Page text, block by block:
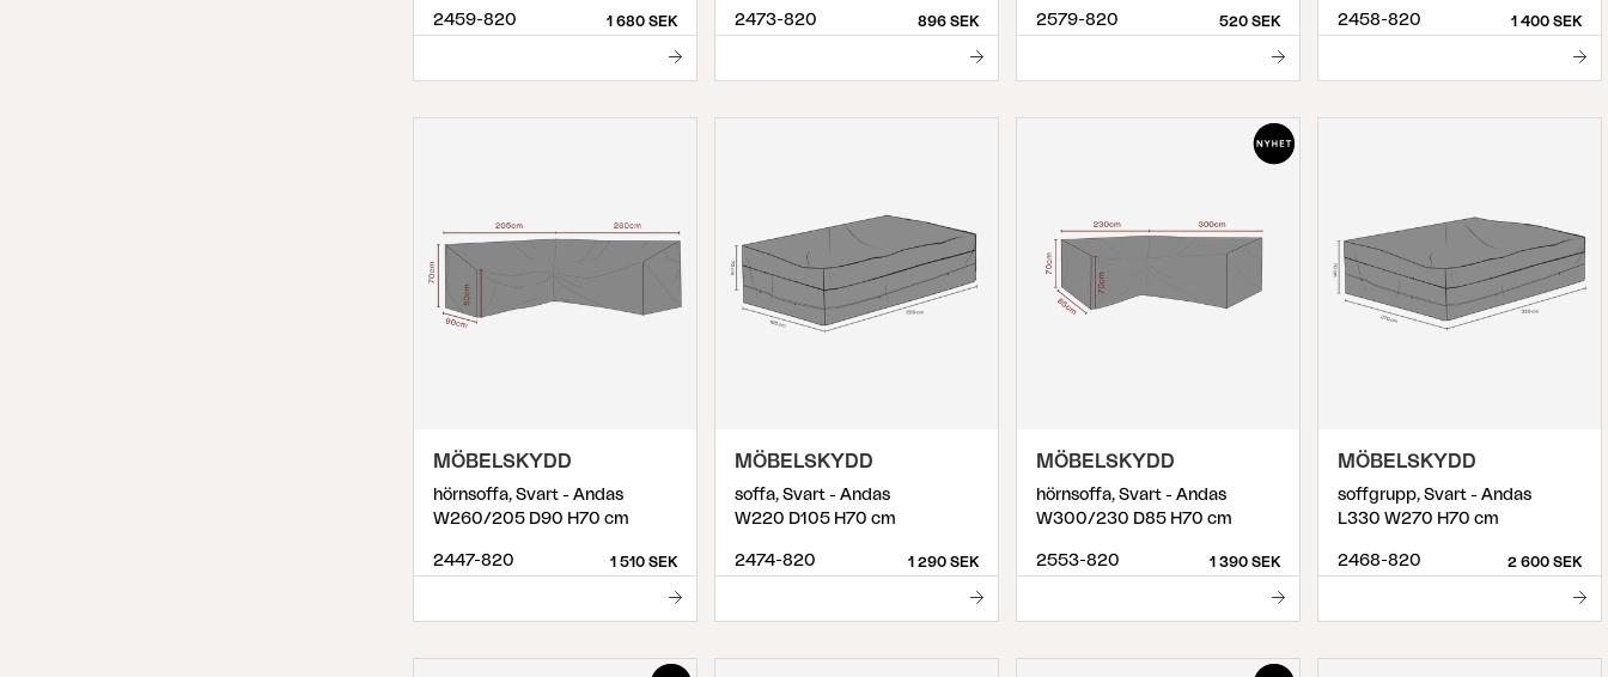
2459-820 1 680 SEK 2473-820 896 SEK 2579-820 520 SEK 2458-820 1 400 SEK
MÖBELSKYDD
hörnsoffa, Svart - Andas
W260/205 D90 H70 cm
2447-820 1 510 SEK
MÖBELSKYDD
soffa, Svart - Andas
W220 D105 H70 cm
2474-820 1 290 SEK
MÖBELSKYDD
hörnsoffa, Svart - Andas
W300/230 D85 H70 cm
2553-820 1 390 SEK
MÖBELSKYDD
soffgrupp, Svart - Andas
L330 W270 H70 cm
2468-820 2 600 SEK